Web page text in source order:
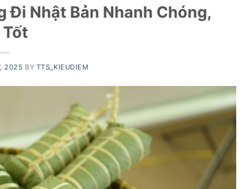
Đi Nhật Bản Nhanh Chóng,
Tốt
2025 BY TTS_KIEUDIEM